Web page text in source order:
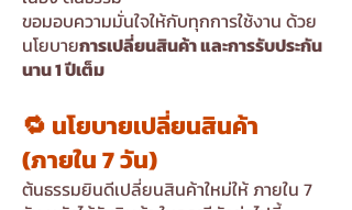
ขอมอบความมั่นใจให้กับทุกการใช้งาน ด้วย
นโยบายการเปลี่ยนสินค้าและการรับประกัน
นาน 1 ปีเต็ม
🔁 นโยบายเปลี่ยนสินค้า
(ภายใน 7 วัน)
ต้นธรรมยินดีเปลี่ยนสินค้าใหม่ให้ ภายใน 7